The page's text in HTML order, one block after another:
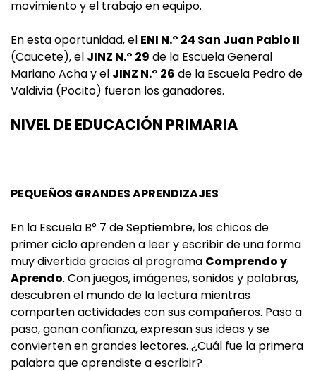
movimiento y el trabajo en equipo.
En esta oportunidad, el ENI N.° 24 San Juan Pablo II
(Caucete), el JINZ N.° 29 de la Escuela General
Mariano Acha y el JINZ N.° 26 de la Escuela Pedro de
Valdivia (Pocito) fueron los ganadores.
NIVEL DE EDUCACIÓN PRIMARIA
PEQUEÑOS GRANDES APRENDIZAJES
En la Escuela B° 7 de Septiembre, los chicos de
primer ciclo aprenden a leer y escribir de una forma
muy divertida gracias al programa Comprendo y
Aprendo. Con juegos, imágenes, sonidos y palabras,
descubren el mundo de la lectura mientras
comparten actividades con sus compañeros. Paso a
paso, ganan confianza, expresan sus ideas y se
convierten en grandes lectores. ¿Cuál fue la primera
palabra que aprendiste a escribir?